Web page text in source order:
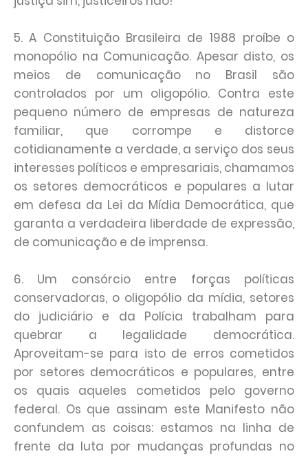
5. A Constituição Brasileira de 1988 proíbe o
monopólio na Comunicação. Apesar disto, os
meios de comunicação no Brasil são
controlados por um oligopólio. Contra este
pequeno número de empresas de natureza
familiar, que corrompe e distorce
cotidianamente a verdade, a serviço dos seus
interesses políticos e empresariais, chamamos
os setores democráticos e populares a lutar
em defesa da Lei da Mídia Democrática, que
garanta a verdadeira liberdade de expressão,
de comunicação e de imprensa.
6. Um consórcio entre forças políticas
conservadoras, o oligopólio da mídia, setores
do judiciário e da Polícia trabalham para
quebrar a legalidade democrática.
Aproveitam-se para isto de erros cometidos
por setores democráticos e populares, entre
os quais aqueles cometidos pelo governo
federal. Os que assinam este Manifesto não
confundem as coisas: estamos na linha de
frente da luta por mudanças profundas no